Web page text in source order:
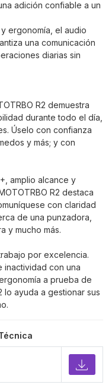
adición confiable a un
ergonomía, el audio
una comunicación
diarias sin
R2 demuestra
durante todo el día,
Úselo con confianza
y más; y con
amplio alcance y
R2 destaca
con claridad
de una punzadora,
y mucho más.
por excelencia.
inactividad con una
a prueba de
ayuda a gestionar sus